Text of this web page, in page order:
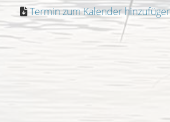
Termin zum Kalender